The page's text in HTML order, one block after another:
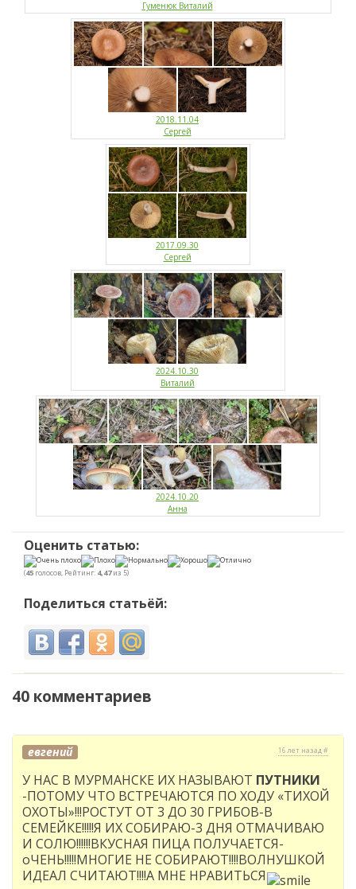
Гуменюк Виталий
2018.11.04
Сергей
2017.09.30
Сергей
2024.10.30
Виталий
2024.10.20
Анна
Оценить статью:
(45 голосов, Рейтинг: 4,47из 5)
Поделиться статьёй:
40 комментариев
евгений 16 лет назад #
У НАС В МУРМАНСКЕ ИХ НАЗЫВАЮТ ПУТНИКИ
-ПОТОМУ ЧТО ВСТРЕЧАЮТСЯ ПО ХОДУ «ТИХОЙ
ОХОТЫ»!!!РОСТУТ ОТ 3 ДО 30 ГРИБОВ-В
СЕМЕЙКЕ!!!!!Я ИХ СОБИРАЮ-3 ДНЯ ОТМАЧИВАЮ
И СОЛЮ!!!!!!ВКУСНАЯ ПИЦА ПОЛУЧАЕТСЯ-
оЧЕНЬ!!!!!МНОГИЕ НЕ СОБИРАЮТ!!!!ВОЛНУШКОЙ
ИДЕАЛ СЧИТАЮТ!!!!А МНЕ НРАВИТЬСЯ